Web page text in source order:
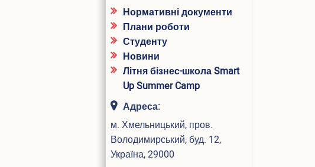
Нормативні документи
Плани роботи
Студенту
Новини
Літня бізнес-школа Smart
Up Summer Camp
Адреса:
м. Хмельницький, пров.
Володимирський, буд. 12,
Україна, 29000